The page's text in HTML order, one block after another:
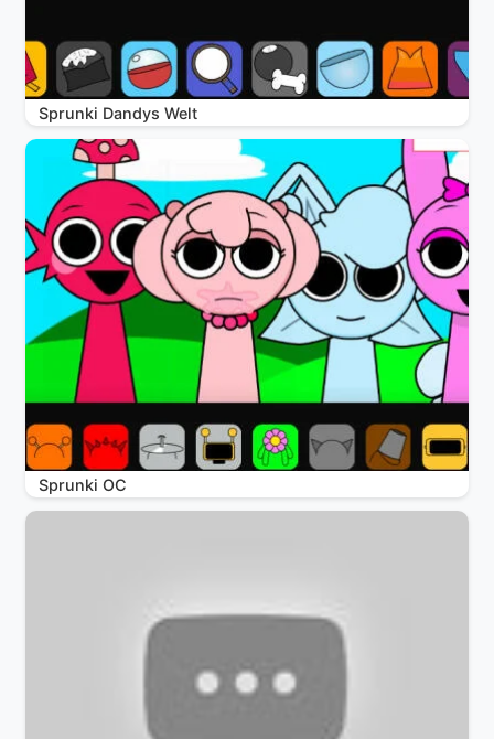
Sprunki Dandys Welt
Sprunki OC